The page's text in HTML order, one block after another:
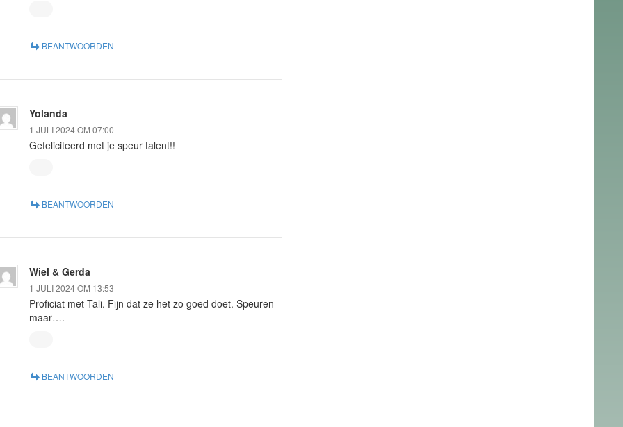
BEANTWOORDEN
Yolanda
1 JULI 2024 OM 07:00
Gefeliciteerd met je speur talent!!
BEANTWOORDEN
Wiel & Gerda
1 JULI 2024 OM 13:53
Proficiat met Tali. Fijn dat ze het zo goed doet. Speuren
maar….
BEANTWOORDEN